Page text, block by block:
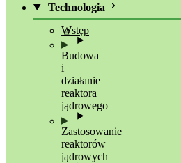
Technologia
Wstęp
Budowa
i
działanie
reaktora
jądrowego
Zastosowanie
reaktorów
jądrowych